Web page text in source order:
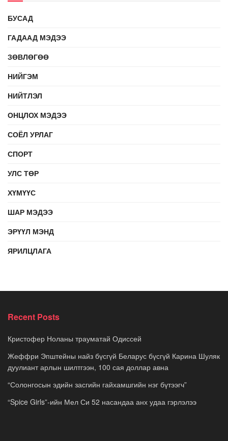
БУСАД
ГАДААД МЭДЭЭ
ЗӨВЛӨГӨӨ
НИЙГЭМ
НИЙТЛЭЛ
ОНЦЛОХ МЭДЭЭ
СОЁЛ УРЛАГ
СПОРТ
УЛС ТӨР
ХҮМҮҮС
ШАР МЭДЭЭ
ЭРҮҮЛ МЭНД
ЯРИЛЦЛАГА
Recent Posts
Кристофер Ноланы трауматай Одиссей
Жеффри Эпштейны найз бүсгүй Беларус бүсгүй Карина Шуляк
дуулиант арлын шилтгээн, 100 сая доллар авна
“Солонгосын эдийн засгийн гайхамшгийн нэг бүтээгч”
“Spice Girls”-ийн Мел Си 52 насандаа анх удаа гэрлэлээ